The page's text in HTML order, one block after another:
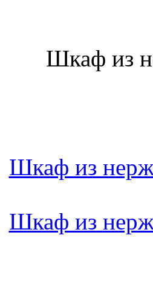
Шкаф из
Шкаф из
Шкаф из